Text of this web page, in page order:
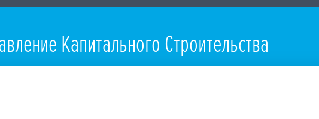
Капитального Строительства